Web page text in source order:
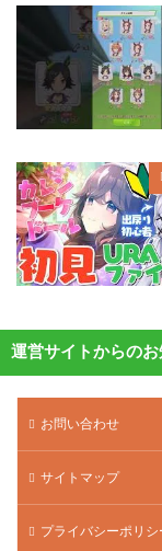
運営サイトからの
お問い合わせ
サイトマップ
プライバシーポリシ